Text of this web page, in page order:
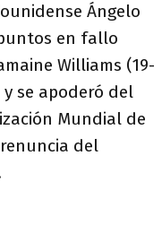
Ángelo
en fallo
Williams (19-
se apoderó del
Mundial de
del